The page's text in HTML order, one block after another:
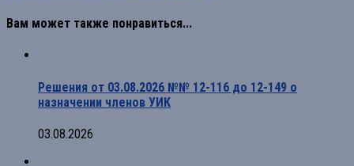
Вам может также понравиться...
Решения от 03.08.2026 №№ 12-116 до 12-149 о
назначении членов УИК
03.08.2026